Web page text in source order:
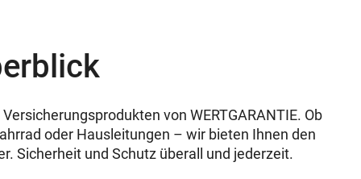
von WERTGARANTIE. Ob
oder Hausleitungen – wir bieten Ihnen den
Sicherheit und Schutz überall und jederzeit.